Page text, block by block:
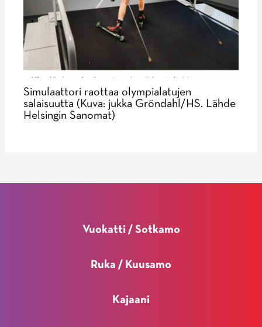
Simulaattori raottaa olympialatujen
salaisuutta (Kuva: jukka Gröndahl/HS. Lähde
Helsingin Sanomat)
Vuokatti / Sotkamo
Ruka / Kuusamo
Kajaani